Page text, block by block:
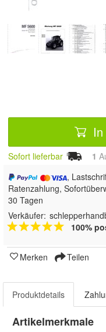
Sofort lieferbar 1
,
Ratenzahlung,
30 Tagen
Verkäufer:
100%
Merken Teilen
Produktdetails
Artikelmerkmale